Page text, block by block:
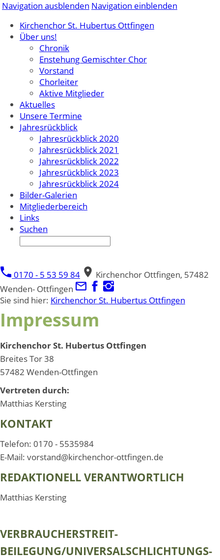
Navigation ausblenden Navigation einblenden
Kirchenchor St. Hubertus Ottfingen
Über uns!
Chronik
Enstehung Gemischter Chor
Vorstand
Chorleiter
Aktive Mitglieder
Aktuelles
Unsere Termine
Jahresrückblick
Jahresrückblick 2020
Jahresrückblick 2021
Jahresrückblick 2022
Jahresrückblick 2023
Jahresrückblick 2024
Bilder-Galerien
Mitgliederbereich
Links
Suchen
0170 - 5 53 59 84
Kirchenchor Ottfingen, 57482
Wenden- Ottfingen
Sie sind hier: Kirchenchor St. Hubertus Ottfingen
Impressum
Kirchenchor St. Hubertus Ottfingen
Breites Tor 38
57482 Wenden-Ottfingen
Vertreten durch:
Matthias Kersting
KONTAKT
Telefon: 0170 - 5535984
E-Mail: vorstand@kirchenchor-ottfingen.de
REDAKTIONELL VERANTWORTLICH
Matthias Kersting
VERBRAUCHER­STREIT­
BEILEGUNG/UNIVERSAL­SCHLICHTUNGS­